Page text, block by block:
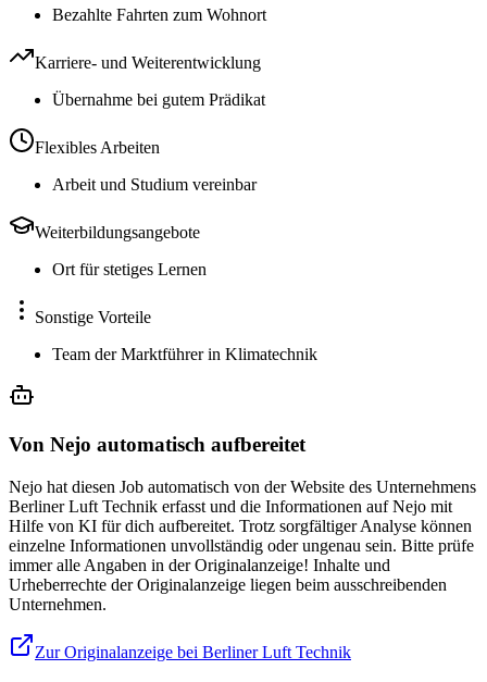
Bezahlte Fahrten zum Wohnort
Karriere- und Weiterentwicklung
Übernahme bei gutem Prädikat
Flexibles Arbeiten
Arbeit und Studium vereinbar
Weiterbildungsangebote
Ort für stetiges Lernen
Sonstige Vorteile
Team der Marktführer in Klimatechnik
Von Nejo automatisch aufbereitet
Nejo hat diesen Job automatisch von der Website des Unternehmens
Berliner Luft Technik erfasst und die Informationen auf Nejo mit
Hilfe von KI für dich aufbereitet. Trotz sorgfältiger Analyse können
einzelne Informationen unvollständig oder ungenau sein. Bitte prüfe
immer alle Angaben in der Originalanzeige! Inhalte und
Urheberrechte der Originalanzeige liegen beim ausschreibenden
Unternehmen.
Zur Originalanzeige bei Berliner Luft Technik